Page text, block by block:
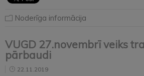
Noderīga informācija
VUGD 27.novembrī veiks
pārbaudi
22.11.2019